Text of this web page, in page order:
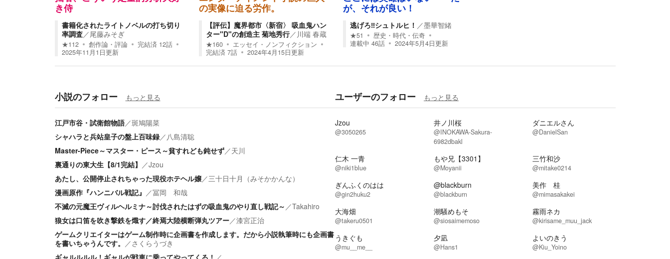
き侍
書籍化されたライトノベルの打ち切り
率調査／尾藤みそぎ
★112 創作論・評論 完結済 12話
2025年11月1日更新
の実像に迫る労作。
【評伝】魔界都市〈新宿〉 吸血鬼ハン
ター"D"の創造主 菊地秀行／ 川端 春蔵
★160
エッセイ・ノンフィクション
完結済 7話 2024年4月15日更新
が、それが良い！
逃げろ‼︎シュトルヒ！ ／墨華智緒
★51
歴史・時代・伝奇
連載中 46話 2024年5月4日更新
小説のフォロー もっと見る
江戸市谷・試衛館物語／斑鳩陽菜
シャハラと兵站皇子の盤上百味録／ 八島清聡
Master-Piece～マスター・ピース～貧すれども鈍せず／天川
裏通りの東大生【8/1完結】 ／Jzou
あたし、公開停止されちゃった現役ホテヘル嬢／三十日十月（みそかかんな）
漫画原作『ハンニバル戦記』 ／冨岡 和哉
不滅の元魔王ヴィルヘルミナ～討伐されたはずの吸血鬼のやり直し戦記～ ／Takahiro
狼女は口笛を吹き撃鉄を熾す／終焉大陸横断弾丸ツアー／漆宮正治
ゲームクリエイターはゲーム制作時に企画書を作成します。だから小説執筆時にも企画書
を書いちゃうんです。 ／ さくらうづき
ギャルルルル！ギャルが戦車に乗ってやってくる！ ／
ユーザーのフォロー もっと見る
Jzou
@3050265
井ノ川桜
@INOKAWA-Sakura-
6982dbakl
ダニエルさん
@DanielSan
仁木 一青
@niki1blue
もや兄【3301】
@Moyanii
三竹和沙
@mitake0214
ぎんふくのはは
@gin2huku2
@blackburn
@blackburn
美作 桂
@mimasakakei
大海畑
@takeru0501
潮騒めもそ
@siosaimemoso
霧雨ネカ
@kirisame_muu_jack
うきぐも
@mu__me__
夕凪
@Hans1
よいのきう
@Kiu_Yoino